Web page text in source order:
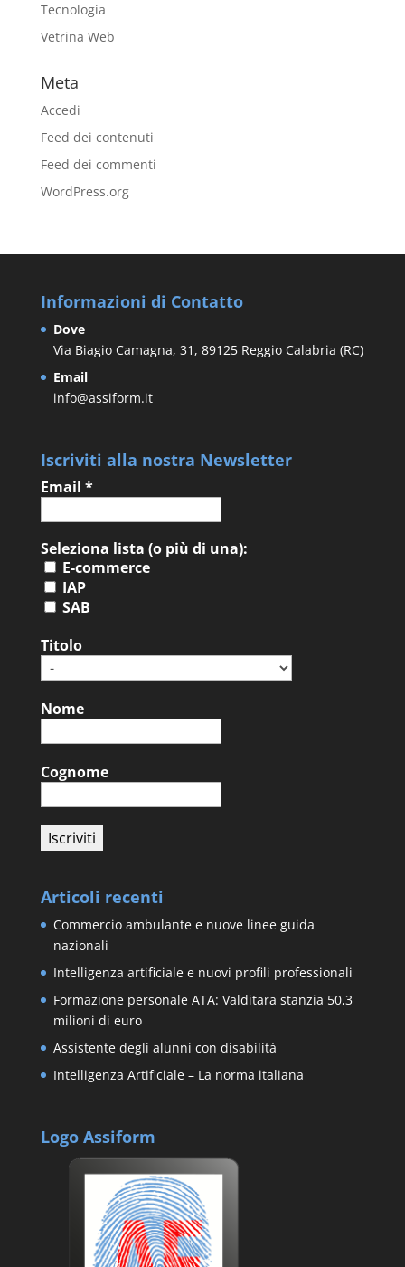
Tecnologia
Vetrina Web
Meta
Accedi
Feed dei contenuti
Feed dei commenti
WordPress.org
Informazioni di Contatto
Dove
Via Biagio Camagna, 31, 89125 Reggio Calabria (RC)
Email
info@assiform.it
Iscriviti alla nostra Newsletter
Email *
Seleziona lista (o più di una):
E-commerce
IAP
SAB
Titolo
Nome
Cognome
Articoli recenti
Commercio ambulante e nuove linee guida
nazionali
Intelligenza artificiale e nuovi profili professionali
Formazione personale ATA: Valditara stanzia 50,3
milioni di euro
Assistente degli alunni con disabilità
Intelligenza Artificiale – La norma italiana
Logo Assiform